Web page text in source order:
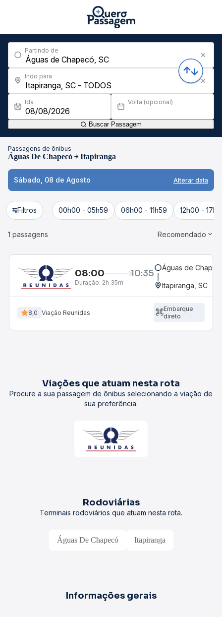
Partindo de
Indo para
Ida Volta (opcional)
Buscar Passagem
Passagens de ônibus
Águas De Chapecó Itapiranga
Sábado, 08 de Agosto Alterar data
Filtros 00h00 - 05h59 06h00 - 11h59 12h00 -
1 passagens Recomendado
08:00 10:35
Duração: 2h 35m
Águas de
Itapiranga, SC
8,0 Viação Reunidas
Embarque
direto
Viações que atuam nesta rota
Procure a sua passagem de ônibus selecionando a viação de
sua preferência.
Rodoviárias
Terminais rodoviários que atuam nesta rota.
Águas De Chapecó Itapiranga
Informações gerais